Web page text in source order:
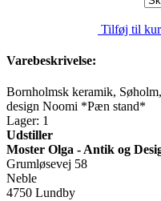
Tilføj til
Varebeskrivelse:
Bornholmsk keramik,
design Noomi *Pæn stand*
Lager: 1
Udstiller
Moster Olga - Antik og
Grumløsevej 58
Neble
4750 Lundby